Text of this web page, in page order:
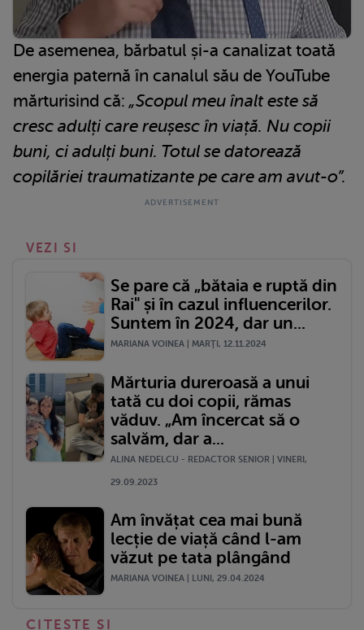
De asemenea, bărbatul și-a canalizat toată
energia paternă în canalul său de YouTube
mărturisind că: „Scopul meu înalt este să
cresc adulți care reușesc în viață. Nu copii
buni, ci adulți buni. Totul se datorează
copilăriei traumatizante pe care am avut-o”.
VEZI SI
Se pare că „bătaia e ruptă din
Rai" și în cazul influencerilor.
Suntem în 2024, dar un...
MARIANA VOINEA | MARŢI, 12.11.2024
Mărturia dureroasă a unui
tată cu doi copii, rămas
văduv. „Am încercat să o
salvăm, dar a...
ALINA NEDELCU - REDACTOR SENIOR | VINERI,
29.09.2023
Am învățat cea mai bună
lecție de viață când l-am
văzut pe tata plângând
MARIANA VOINEA | LUNI, 29.04.2024